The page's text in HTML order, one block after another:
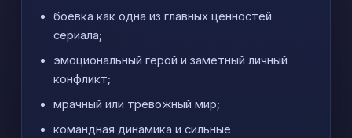
боевка как одна из главных ценностей
сериала;
эмоциональный герой и заметный личный
конфликт;
мрачный или тревожный мир;
командная динамика и сильные